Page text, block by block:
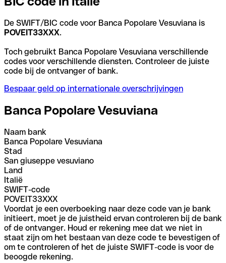
De SWIFT/BIC code voor Banca Popolare Vesuviana is
POVEIT33XXX.
Toch gebruikt Banca Popolare Vesuviana verschillende
codes voor verschillende diensten. Controleer de juiste
code bij de ontvanger of bank.
Bespaar geld op internationale overschrijvingen
Banca Popolare Vesuviana
Naam bank
Banca Popolare Vesuviana
Stad
San giuseppe vesuviano
Land
Italië
SWIFT-code
POVEIT33XXX
Voordat je een overboeking naar deze code van je bank
initieert, moet je de juistheid ervan controleren bij de bank
of de ontvanger. Houd er rekening mee dat we niet in
staat zijn om het bestaan van deze code te bevestigen of
om te controleren of het de juiste SWIFT-code is voor de
beoogde rekening.